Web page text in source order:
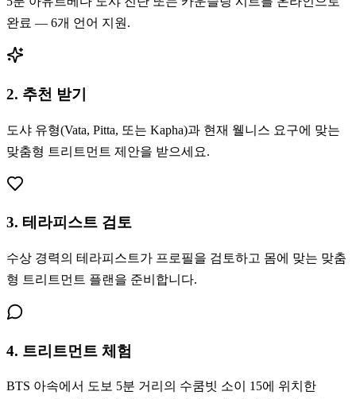
완료 — 6개 언어 지원.
2. 추천 받기
도샤 유형(Vata, Pitta, 또는 Kapha)과 현재 웰니스 요구에 맞는
맞춤형 트리트먼트 제안을 받으세요.
3. 테라피스트 검토
수상 경력의 테라피스트가 프로필을 검토하고 몸에 맞는 맞춤
형 트리트먼트 플랜을 준비합니다.
4. 트리트먼트 체험
BTS 아속에서 도보 5분 거리의 수쿰빗 소이 15에 위치한